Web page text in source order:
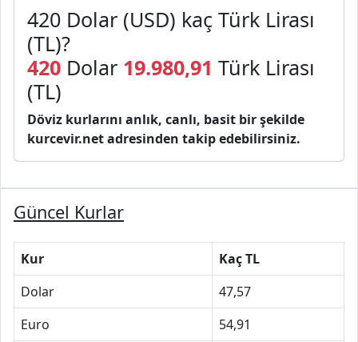
420 Dolar (USD) kaç Türk Lirası
(TL)?
420 Dolar 19.980,91 Türk Lirası
(TL)
Döviz kurlarını anlık, canlı, basit bir şekilde
kurcevir.net adresinden takip edebilirsiniz.
Güncel Kurlar
Kur
Kaç TL
Dolar
47,57
Euro
54,91